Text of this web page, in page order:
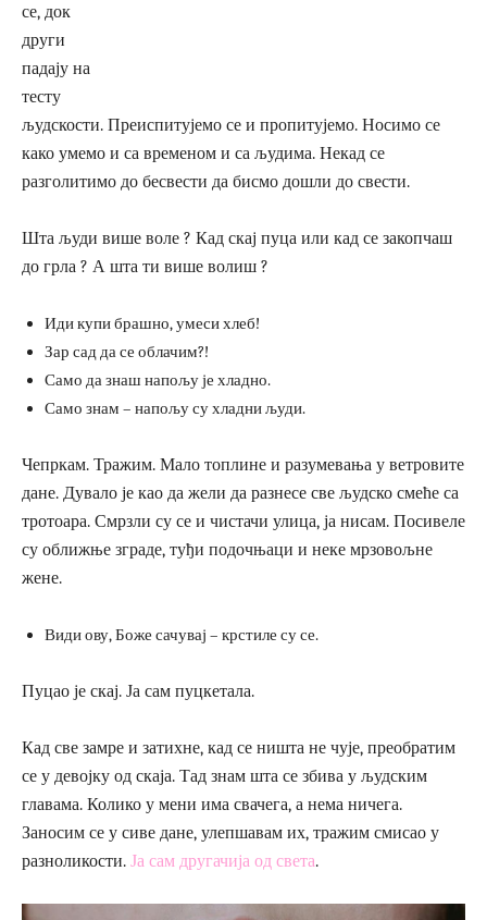
се, док
други
падају на
тесту
људскости. Преиспитујемо се и пропитујемо. Носимо се
како умемо и са временом и са људима. Некад се
разголитимо до бесвести да бисмо дошли до свести.
Шта људи више воле ? Кад скај пуца или кад се закопчаш
до грла ? А шта ти више волиш ?
Иди купи брашно, умеси хлеб!
Зар сад да се облачим?!
Само да знаш напољу је хладно.
Само знам – напољу су хладни људи.
Чепркам. Тражим. Мало топлине и разумевања у ветровите
дане. Дувало је као да жели да разнесе све људско смеће са
тротоара. Смрзли су се и чистачи улица, ја нисам. Посивеле
су оближње зграде, туђи подочњаци и неке мрзовољне
жене.
Види ову, Боже сачувај – крстиле су се.
Пуцао је скај. Ја сам пуцкетала.
Кад све замре и затихне, кад се ништа не чује, преобратим
се у девојку од скаја. Тад знам шта се збива у људским
главама. Колико у мени има свачега, а нема ничега.
Заносим се у сиве дане, улепшавам их, тражим смисао у
разноликости. Ја сам другачија од света.